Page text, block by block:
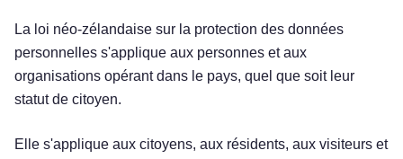
La loi néo-zélandaise sur la protection des données
personnelles s'applique aux personnes et aux
organisations opérant dans le pays, quel que soit leur
statut de citoyen.
Elle s'applique aux citoyens, aux résidents, aux visiteurs et